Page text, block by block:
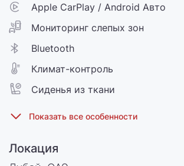
Apple CarPlay / Android Авто
Мониторинг слепых зон
Bluetooth
Климат-контроль
Сиденья из ткани
Локация